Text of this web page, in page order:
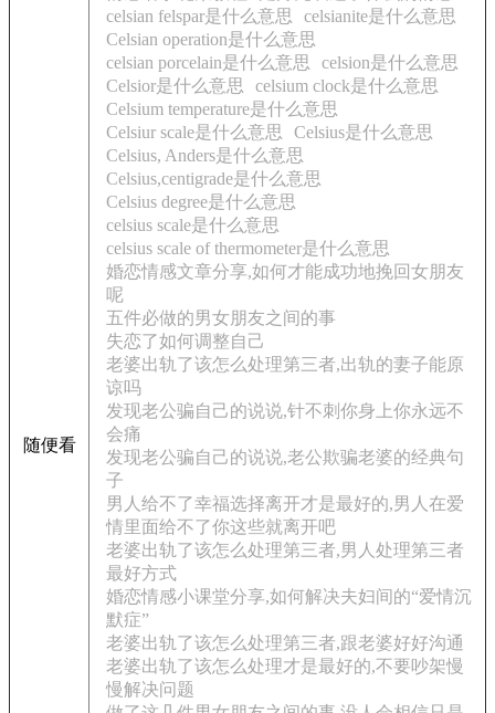
随便看
celsian felspar是什么意思
celsianite是什么意思
Celsian operation是什么意思
celsian porcelain是什么意思
celsion是什么意思
Celsior是什么意思
celsium clock是什么意思
Celsium temperature是什么意思
Celsiur scale是什么意思
Celsius是什么意思
Celsius, Anders是什么意思
Celsius,centigrade是什么意思
Celsius degree是什么意思
celsius scale是什么意思
celsius scale of thermometer是什么意思
婚恋情感文章分享,如何才能成功地挽回女朋友
呢
五件必做的男女朋友之间的事
失恋了如何调整自己
老婆出轨了该怎么处理第三者,出轨的妻子能原
谅吗
发现老公骗自己的说说,针不刺你身上你永远不
会痛
发现老公骗自己的说说,老公欺骗老婆的经典句
子
男人给不了幸福选择离开才是最好的,男人在爱
情里面给不了你这些就离开吧
老婆出轨了该怎么处理第三者,男人处理第三者
最好方式
婚恋情感小课堂分享,如何解决夫妇间的“爱情沉
默症”
老婆出轨了该怎么处理第三者,跟老婆好好沟通
老婆出轨了该怎么处理才是最好的,不要吵架慢
慢解决问题